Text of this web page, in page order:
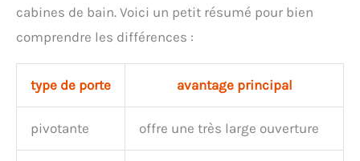
cabines de bain. Voici un petit résumé pour bien
comprendre les différences :
type de porte avantage principal
pivotante offre une très large ouverture